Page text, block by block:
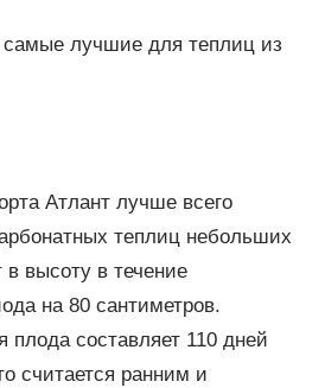
самые лучшие для теплиц из
Атлант лучше всего
теплиц небольших
высоту в течение
на 80 сантиметров.
плода составляет 110 дней
считается ранним и